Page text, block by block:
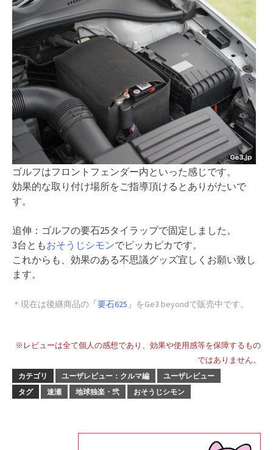
ゴルフはフロントフェンダー内といった感じです。
効果的な取り付け場所をご指導頂けるとありがたいで
す。
追伸：ゴルフの要石25タイラップで固定しました。
3台ともおそうじシモンでピッカピカです。
これからも、効果のある不思議グッズ宜しくお願い致し
ます。
＊現在は後継商品の 「要石625」 をGe3 beyondで販売中です。
※レビューは全て個人の感想であり、効果や使用感等を保障するもの
ではありません。
カテゴリ ユーザレビュー：クルマ編
ユーザレビュー
タグ
速瀬 地球独楽・弐 おそうじシモン